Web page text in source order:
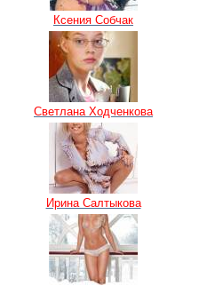
Ксения Собчак
Светлана Ходченкова
Ирина Салтыкова